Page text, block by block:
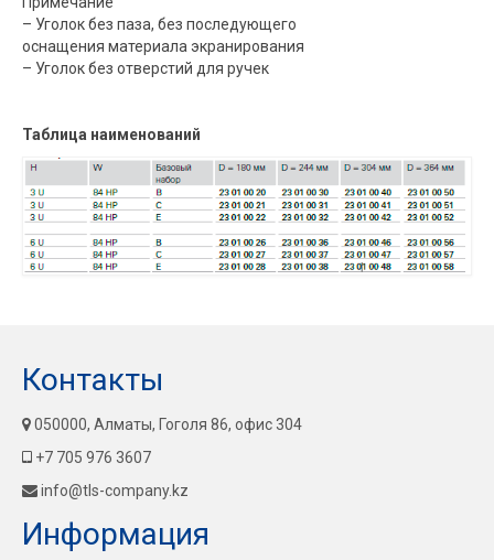
– Уголок без паза, без последующего
оснащения материала экранирования
– Уголок без отверстий для ручек
Таблица наименований
Контакты
050000, Алматы, Гоголя 86, офис 304
+7 705 976 3607
info@tls-company.kz
Информация